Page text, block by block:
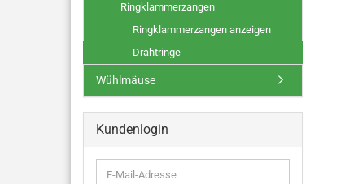
Ringklammerzangen
Ringklammerzangen anzeigen
Drahtringe
Wühlmäuse
Kundenlogin